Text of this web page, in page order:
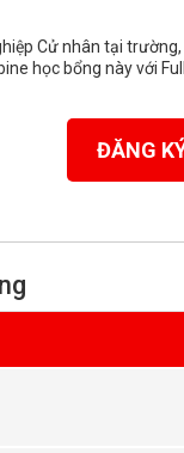
Cử nhân tại
học bổng này với
ĐĂNG